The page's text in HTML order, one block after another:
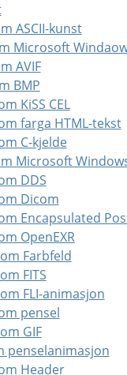
ASCII-kunst
Microsoft
AVIF
BMP
KiSS CEL
farga HTML-tekst
C-kjelde
Microsoft
DDS
Dicom
Encapsulated
OpenEXR
Farbfeld
FITS
FLI-animasjon
pensel
GIF
penselanimasjon
Header